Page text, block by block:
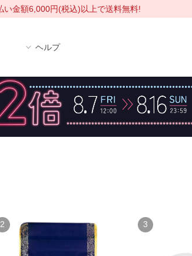
い金額6,000円(税込)以上で送料無料!
ヘルプ
2 3